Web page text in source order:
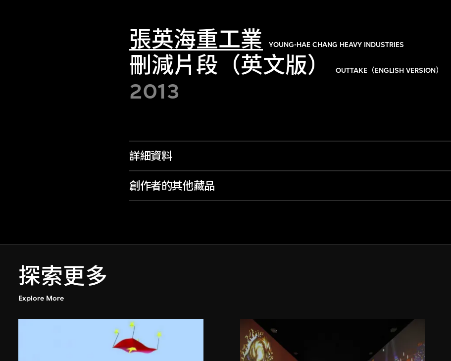
張英海重工業 YOUNG-HAE CHANG HEAVY INDUSTRIES
刪減片段（英文版） OUTTAKE（ENGLISH VERSION）
2013
詳細資料
創作者的其他藏品
探索更多
Explore More